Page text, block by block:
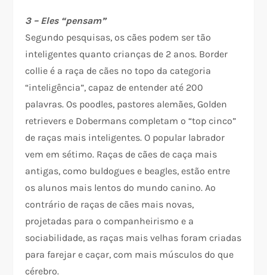
3 – Eles “pensam”
Segundo pesquisas, os cães podem ser tão
inteligentes quanto crianças de 2 anos. Border
collie é a raça de cães no topo da categoria
“inteligência”, capaz de entender até 200
palavras. Os poodles, pastores alemães, Golden
retrievers e Dobermans completam o “top cinco”
de raças mais inteligentes. O popular labrador
vem em sétimo. Raças de cães de caça mais
antigas, como buldogues e beagles, estão entre
os alunos mais lentos do mundo canino. Ao
contrário de raças de cães mais novas,
projetadas para o companheirismo e a
sociabilidade, as raças mais velhas foram criadas
para farejar e caçar, com mais músculos do que
cérebro.